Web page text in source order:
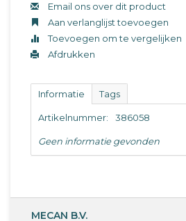
Email ons over dit product
Aan verlanglijst toevoegen
Toevoegen om te vergelijken
Afdrukken
Informatie Tags
Artikelnummer: 386058
Geen informatie gevonden
MECAN B.V.